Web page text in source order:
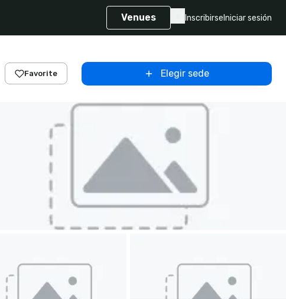
Venues Inscribirse Iniciar sesión
Favorite Elegir sede